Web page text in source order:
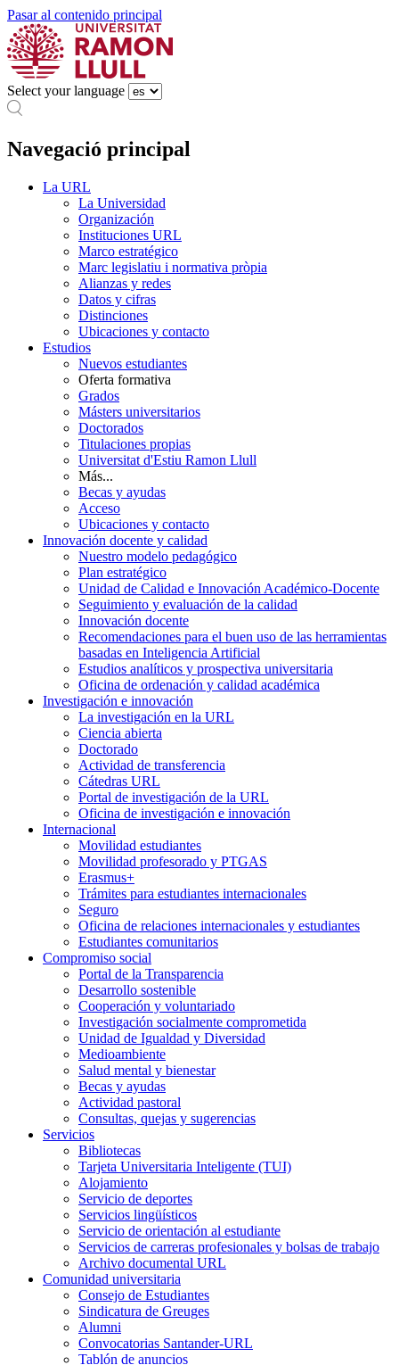
Pasar al contenido principal
Select your language
Navegació principal
La URL
La Universidad
Organización
Instituciones URL
Marco estratégico
Marc legislatiu i normativa pròpia
Alianzas y redes
Datos y cifras
Distinciones
Ubicaciones y contacto
Estudios
Nuevos estudiantes
Oferta formativa
Grados
Másters universitarios
Doctorados
Titulaciones propias
Universitat d'Estiu Ramon Llull
Más...
Becas y ayudas
Acceso
Ubicaciones y contacto
Innovación docente y calidad
Nuestro modelo pedagógico
Plan estratégico
Unidad de Calidad e Innovación Académico-Docente
Seguimiento y evaluación de la calidad
Innovación docente
Recomendaciones para el buen uso de las herramientas
basadas en Inteligencia Artificial
Estudios analíticos y prospectiva universitaria
Oficina de ordenación y calidad académica
Investigación e innovación
La investigación en la URL
Ciencia abierta
Doctorado
Actividad de transferencia
Cátedras URL
Portal de investigación de la URL
Oficina de investigación e innovación
Internacional
Movilidad estudiantes
Movilidad profesorado y PTGAS
Erasmus+
Trámites para estudiantes internacionales
Seguro
Oficina de relaciones internacionales y estudiantes
Estudiantes comunitarios
Compromiso social
Portal de la Transparencia
Desarrollo sostenible
Cooperación y voluntariado
Investigación socialmente comprometida
Unidad de Igualdad y Diversidad
Medioambiente
Salud mental y bienestar
Becas y ayudas
Actividad pastoral
Consultas, quejas y sugerencias
Servicios
Bibliotecas
Tarjeta Universitaria Inteligente (TUI)
Alojamiento
Servicio de deportes
Servicios lingüísticos
Servicio de orientación al estudiante
Servicios de carreras profesionales y bolsas de trabajo
Archivo documental URL
Comunidad universitaria
Consejo de Estudiantes
Sindicatura de Greuges
Alumni
Convocatorias Santander-URL
Tablón de anuncios